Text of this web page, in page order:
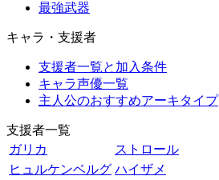
最強武器
キャラ・支援者
支援者一覧と加入条件
キャラ声優一覧
主人公のおすすめアーキタイプ
支援者一覧
ガリカ
ストロール
ヒュルケンベルグ ハイザメ